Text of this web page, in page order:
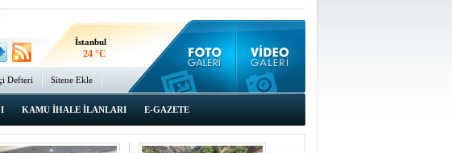
28 °C
İstanbul
24 °C
Defteri
Sitene Ekle
KAMU İHALE İLANLARI E-GAZETE